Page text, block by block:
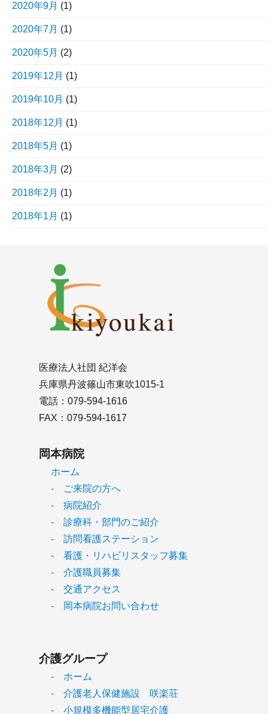
2020年9月 (1)
2020年7月 (1)
2020年5月 (2)
2019年12月 (1)
2019年10月 (1)
2018年12月 (1)
2018年5月 (1)
2018年3月 (2)
2018年2月 (1)
2018年1月 (1)
医療法人社団 紀洋会
兵庫県丹波篠山市東吹1015-1
電話：079-594-1616
FAX：079-594-1617
岡本病院
ホーム
- ご来院の方へ
- 病院紹介
- 診療科・部門のご紹介
- 訪問看護ステーション
- 看護・リハビリスタッフ募集
- 介護職員募集
- 交通アクセス
- 岡本病院お問い合わせ
介護グループ
- ホーム
- 介護老人保健施設 咲楽荘
- 小規模多機能型居宅介護